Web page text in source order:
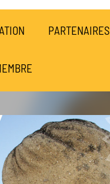
PARTENAIRES